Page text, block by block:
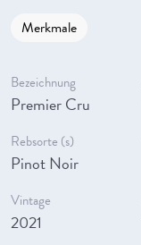
Merkmale
Bezeichnung
Premier Cru
Rebsorte (s)
Pinot Noir
Vintage
2021